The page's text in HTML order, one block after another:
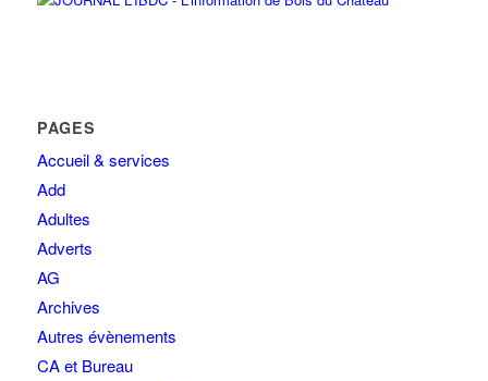
PAGES
Accueil & services
Add
Adultes
Adverts
AG
Archives
Autres évènements
CA et Bureau